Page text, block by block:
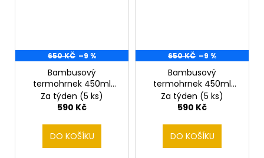
650 KČ –9 %
Bambusový
termohrnek 450ml
Border teriér
Za týden (5 ks)
590 Kč
DO KOŠÍKU
650 KČ –9 %
Bambusový
termohrnek 450ml
Buldoček
Za týden (5 ks)
590 Kč
DO KOŠÍKU